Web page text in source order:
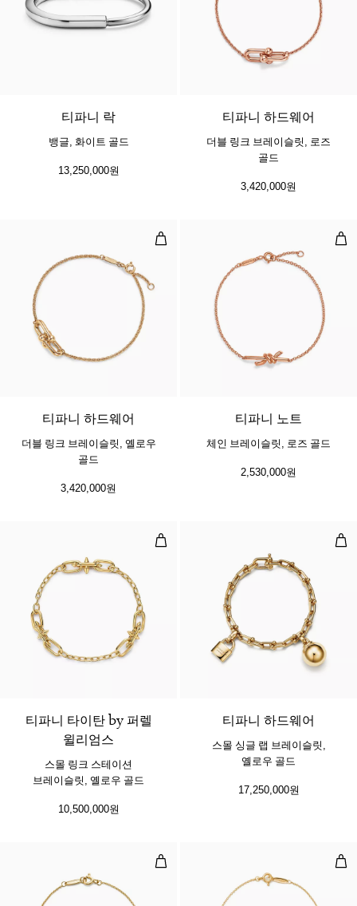
5 소재
티파니 락
뱅글, 화이트 골드
13,250,000원
티파니 하드웨어
더블 링크 브레이슬릿, 로즈
골드
3,420,000원
더블 링크 브레이슬릿, 옐로우 골드
티파니 하드웨어
더블 링크 브레이슬릿, 옐로우
골드
3,420,000원
체
티파니 노트
체인 브레이슬릿, 로즈 골드
2,530,000원
스몰 링크 스테이션 브레이슬릿, 옐
티파니 타이탄 by 퍼렐
윌리엄스
스몰 링크 스테이션
브레이슬릿, 옐로우 골드
10,500,000원
스
티파니 하드웨어
스몰 싱글 랩 브레이슬릿,
옐로우 골드
17,250,000원
다이아몬드 바이 더 야드™ 브레이다